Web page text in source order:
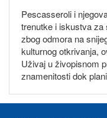
Pescasseroli i
trenutke i iskustva za
zbog odmora na
kulturnog otkrivanja,
Uživaj u živopisnom
znamenitosti dok